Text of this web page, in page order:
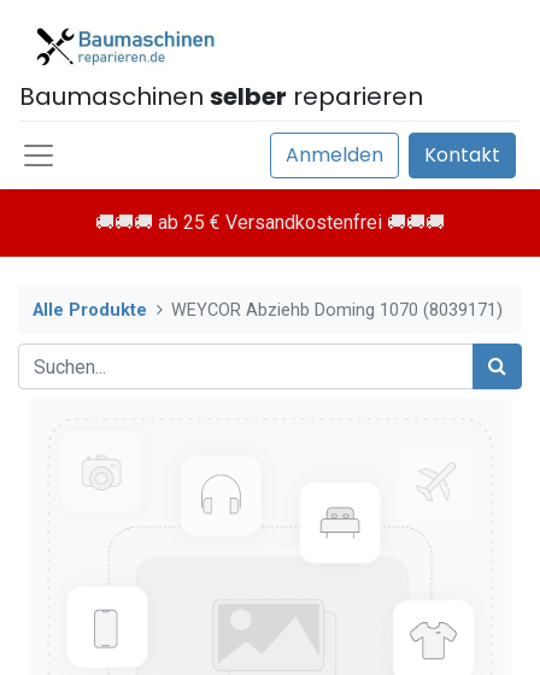
Baumaschinen selber reparieren
Anmelden Kontakt
🚚🚚🚚 ab 25 € Versandkostenfrei 🚚🚚🚚
Alle Produkte WEYCOR Abziehb Doming 1070 (8039171)